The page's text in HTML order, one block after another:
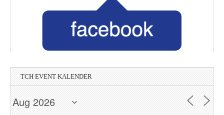
TCH EVENT KALENDER